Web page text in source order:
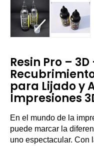
Resin Pro –
para Lijado y
Impresiones
En el mundo de la
puede marcar la
uno espectacular. Con